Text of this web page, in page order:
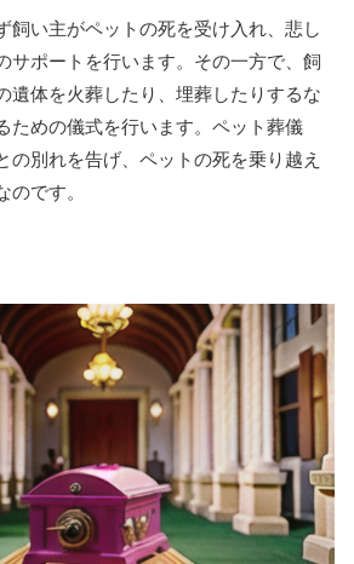
飼い主がペットの死を受け入れ、悲し
サポートを行います。その一方で、飼
遺体を火葬したり、埋葬したりするな
ための儀式を行います。ペット葬儀
の別れを告げ、ペットの死を乗り越え
のです。